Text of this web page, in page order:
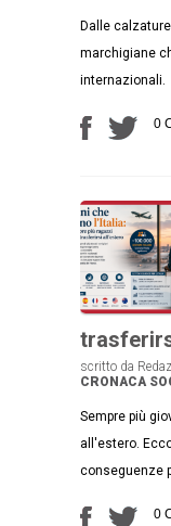
Dalle
marchigiane
internazionali.
0
scritto da
CRONACA
Sempre più
all'estero.
conseguenze
0